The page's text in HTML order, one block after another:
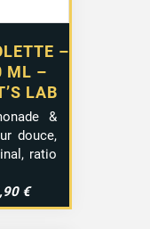
–
ML –
LAB
&
douce,
ratio
€